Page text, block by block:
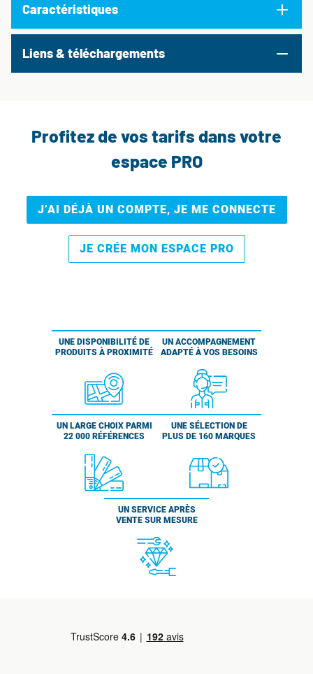
Caractéristiques
Liens & téléchargements
Profitez de vos tarifs dans votre
espace PRO
J’AI DÉJÀ UN COMPTE, JE ME CONNECTE
JE CRÉE MON ESPACE PRO
UNE DISPONIBILITÉ DE
PRODUITS À PROXIMITÉ
UN ACCOMPAGNEMENT
ADAPTÉ À VOS BESOINS
UN LARGE CHOIX PARMI
22 000 RÉFÉRENCES
UNE SÉLECTION DE
PLUS DE 160 MARQUES
UN SERVICE APRÈS
VENTE SUR MESURE